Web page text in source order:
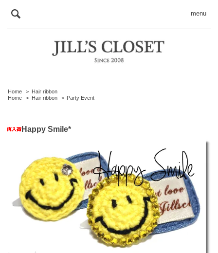
menu
Home > Hair ribbon
Home
> Hair ribbon > Party Event
Happy Smile*